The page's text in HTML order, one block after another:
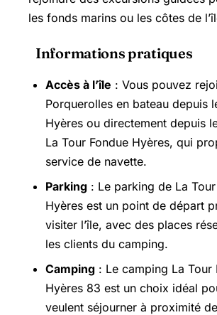
les fonds marins ou les côtes de
Informations pratiques
Accès à l’île : Vous pouvez
Porquerolles en bateau depuis
Hyères ou directement depuis
La Tour Fondue Hyères, qui
service de navette.
Parking : Le parking de La
Hyères est un point de départ
visiter l’île, avec des places
les clients du camping.
Camping : Le camping La Tour
Hyères 83 est un choix idéal
veulent séjourner à proximité